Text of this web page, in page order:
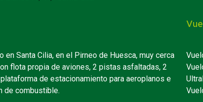
en Santa Cilia, en el Pirneo de Huesca, muy cerca
flota propia de aviones, 2 pistas asfaltadas, 2
plataforma de estacionamiento para aeroplanos e
de combustible.